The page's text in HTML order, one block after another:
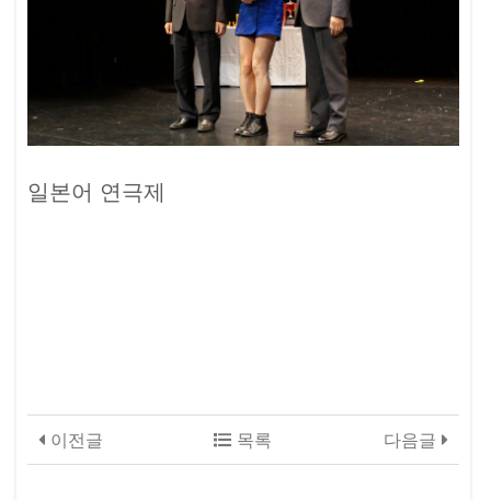
일본어 연극제
이전글 다음글
목록